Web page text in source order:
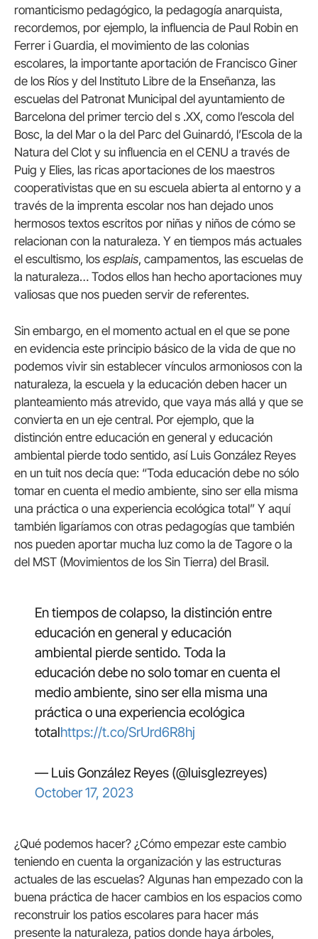
romanticismo pedagógico, la pedagogía anarquista,
recordemos, por ejemplo, la influencia de Paul Robin en
Ferrer i Guardia, el movimiento de las colonias
escolares, la importante aportación de Francisco Giner
de los Ríos y del Instituto Libre de la Enseñanza, las
escuelas del Patronat Municipal del ayuntamiento de
Barcelona del primer tercio del s .XX, como l’escola del
Bosc, la del Mar o la del Parc del Guinardó, l’Escola de la
Natura del Clot y su influencia en el CENU a través de
Puig y Elies, las ricas aportaciones de los maestros
cooperativistas que en su escuela abierta al entorno y a
través de la imprenta escolar nos han dejado unos
hermosos textos escritos por niñas y niños de cómo se
relacionan con la naturaleza. Y en tiempos más actuales
el escultismo, los esplais, campamentos, las escuelas de
la naturaleza… Todos ellos han hecho aportaciones muy
valiosas que nos pueden servir de referentes.
Sin embargo, en el momento actual en el que se pone
en evidencia este principio básico de la vida de que no
podemos vivir sin establecer vínculos armoniosos con la
naturaleza, la escuela y la educación deben hacer un
planteamiento más atrevido, que vaya más allá y que se
convierta en un eje central. Por ejemplo, que la
distinción entre educación en general y educación
ambiental pierde todo sentido, así Luis González Reyes
en un tuit nos decía que: “Toda educación debe no sólo
tomar en cuenta el medio ambiente, sino ser ella misma
una práctica o una experiencia ecológica total” Y aquí
también ligaríamos con otras pedagogías que también
nos pueden aportar mucha luz como la de Tagore o la
del MST (Movimientos de los Sin Tierra) del Brasil.
En tiempos de colapso, la distinción entre
educación en general y educación
ambiental pierde sentido. Toda la
educación debe no solo tomar en cuenta el
medio ambiente, sino ser ella misma una
práctica o una experiencia ecológica
totalhttps://t.co/SrUrd6R8hj
— Luis González Reyes (@luisglezreyes)
October 17, 2023
¿Qué podemos hacer? ¿Cómo empezar este cambio
teniendo en cuenta la organización y las estructuras
actuales de las escuelas? Algunas han empezado con la
buena práctica de hacer cambios en los espacios como
reconstruir los patios escolares para hacer más
presente la naturaleza, patios donde haya árboles,